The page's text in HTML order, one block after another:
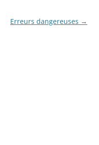
Erreurs dangereuses →